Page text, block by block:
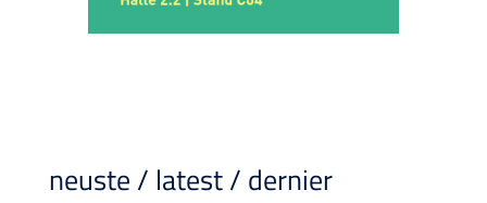
neuste / latest / dernier